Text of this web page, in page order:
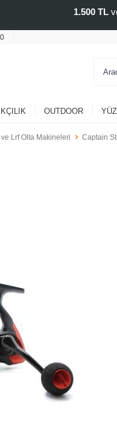
1.500 TL
OUTDOOR
Lrf Olta Makineleri Captain